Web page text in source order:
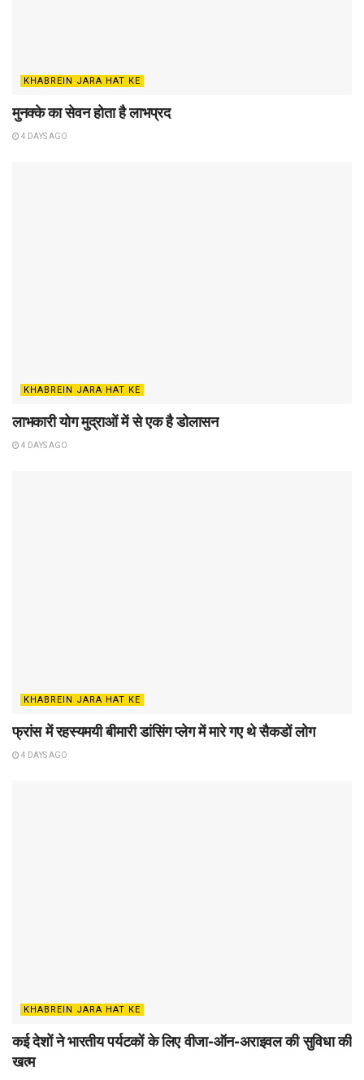
KHABREIN JARA HAT KE
मुनक्के का सेवन होता है लाभप्रद
4 DAYS AGO
KHABREIN JARA HAT KE
लाभकारी योग मुद्राओं में से एक है डोलासन
4 DAYS AGO
KHABREIN JARA HAT KE
फ्रांस में रहस्यमयी बीमारी डांसिंग प्लेग में मारे गए थे सैकडों लोग
4 DAYS AGO
KHABREIN JARA HAT KE
कई देशों ने भारतीय पर्यटकों के लिए वीजा-ऑन-अराइवल की सुविधा की
खत्म